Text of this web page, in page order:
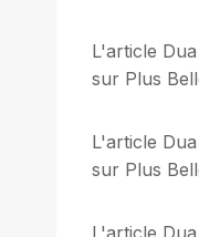
L'article
sur Plus
L'article
sur Plus
L'article